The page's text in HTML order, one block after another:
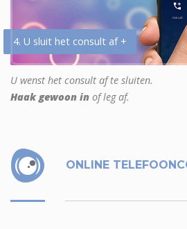
4. U sluit het consult af +
U wenst het consult af te sluiten.
Haak gewoon in of leg af.
ONLINE